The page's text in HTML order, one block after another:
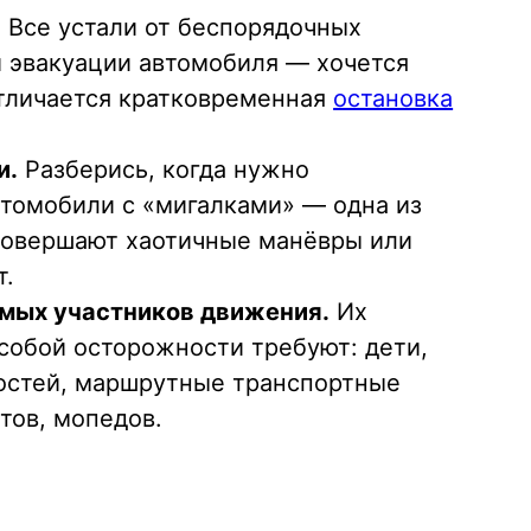
Все устали от беспорядочных
автомобиля — хочется
кратковременная остановка
Разберись, когда нужно
с «мигалками» — одна из
хаотичные манёвры или
участников движения. Их
осторожности требуют: дети,
маршрутные транспортные
мопедов.